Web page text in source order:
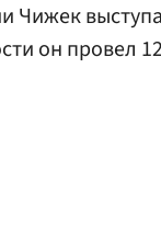
Чижек
он провел